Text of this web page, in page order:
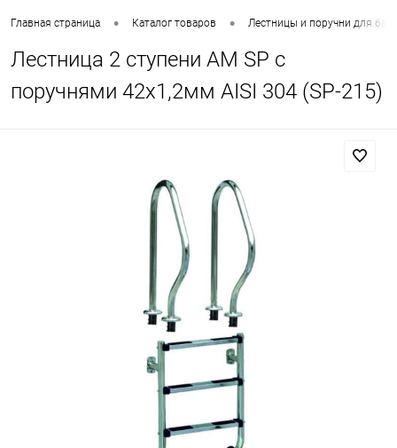
Главная страница • Каталог товаров • Лестницы и поручни для
Лестница 2 ступени AM SP с
поручнями 42х1,2мм AISI 304 (SP-215)